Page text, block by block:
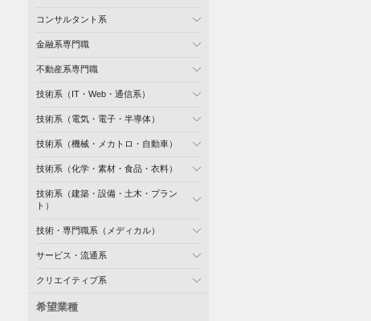
コンサルタント系
金融系専門職
不動産系専門職
技術系（IT・Web・通信系）
技術系（電気・電子・半導体）
技術系（機械・メカトロ・自動車）
技術系（化学・素材・食品・衣料）
技術系（建築・設備・土木・プラン
ト）
技術・専門職系（メディカル）
サービス・流通系
クリエイティブ系
希望業種